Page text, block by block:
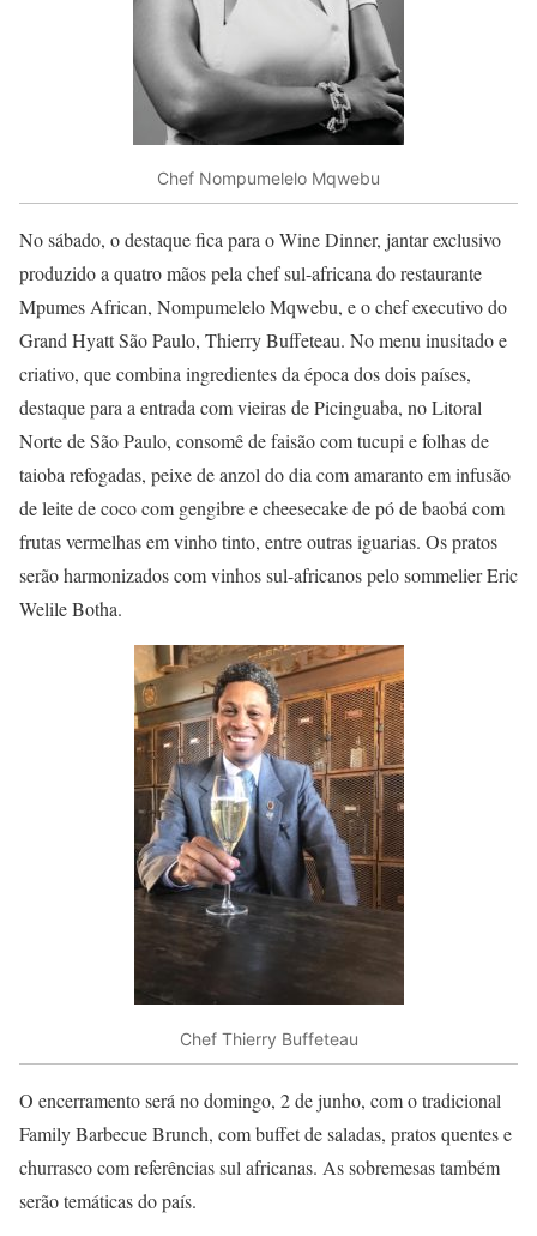
Chef Nompumelelo Mqwebu
No sábado, o destaque fica para o Wine Dinner, jantar exclusivo
produzido a quatro mãos pela chef sul-africana do restaurante
Mpumes African, Nompumelelo Mqwebu, e o chef executivo do
Grand Hyatt São Paulo, Thierry Buffeteau. No menu inusitado e
criativo, que combina ingredientes da época dos dois países,
destaque para a entrada com vieiras de Picinguaba, no Litoral
Norte de São Paulo, consomê de faisão com tucupi e folhas de
taioba refogadas, peixe de anzol do dia com amaranto em infusão
de leite de coco com gengibre e cheesecake de pó de baobá com
frutas vermelhas em vinho tinto, entre outras iguarias. Os pratos
serão harmonizados com vinhos sul-africanos pelo sommelier Eric
Welile Botha.
Chef Thierry Buffeteau
O encerramento será no domingo, 2 de junho, com o tradicional
Family Barbecue Brunch, com buffet de saladas, pratos quentes e
churrasco com referências sul africanas. As sobremesas também
serão temáticas do país.